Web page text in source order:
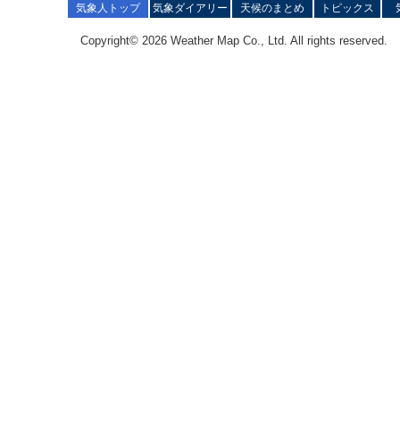
気象人トップ 気象ダイアリー 天候のまとめ トピックス
Copyright© 2026 Weather Map Co., Ltd. All rights reserved.